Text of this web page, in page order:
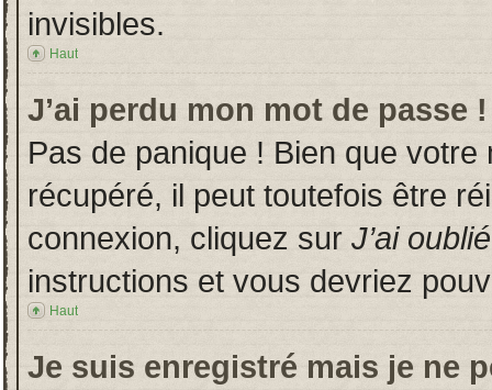
invisibles.
Haut
J’ai perdu mon mot de passe !
Pas de panique ! Bien que
récupéré, il peut toutefois être
connexion, cliquez sur J’ai
instructions et vous devriez
Haut
Je suis enregistré mais je ne